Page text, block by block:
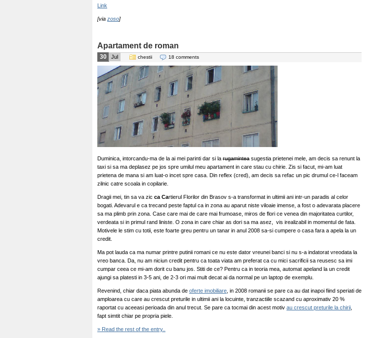
Link
[via zoso]
Apartament de roman
30 Jul chestii 18 comments
Duminica, intorcandu-ma de la ai mei parinti dar si la rugamintea sugestia prietenei mele, am decis sa renunt la
taxi si sa ma deplasez pe jos spre umilul meu apartament in care stau cu chirie. Zis si facut, mi-am luat
prietena de mana si am luat-o incet spre casa. Din reflex (cred), am decis sa refac un pic drumul ce-l faceam
zilnic catre scoala in copilarie.
Dragii mei, tin sa va zic ca Cartierul Florilor din Brasov s-a transformat in ultimii ani intr-un paradis al celor
bogati. Adevarul e ca trecand peste faptul ca in zona au aparut niste viloaie imense, a fost o adevarata placere
sa ma plimb prin zona. Case care mai de care mai frumoase, miros de flori ce venea din majoritatea curtilor,
verdeata si in primul rand liniste. O zona in care chiar as dori sa ma asez, vis irealizabil in momentul de fata.
Motivele le stim cu totii, este foarte greu pentru un tanar in anul 2008 sa-si cumpere o casa fara a apela la un
credit.
Ma pot lauda ca ma numar printre putinii romani ce nu este dator vreunei banci si nu s-a indatorat vreodata la
vreo banca. Da, nu am niciun credit pentru ca toata viata am preferat ca cu mici sacrificii sa reusesc sa imi
cumpar ceea ce mi-am dorit cu banu jos. Stiti de ce? Pentru ca in teoria mea, automat apeland la un credit
ajungi sa platesti in 3-5 ani, de 2-3 ori mai mult decat ai da normal pe un laptop de exemplu.
Revenind, chiar daca piata abunda de oferte imobiliare , in 2008 romanii se pare ca au dat inapoi fiind speriati de
amploarea cu care au crescut preturile in ultimii ani la locuinte, tranzactiile scazand cu aproximativ 20 %
raportat cu aceeasi perioada din anul trecut. Se pare ca tocmai din acest motiv au crescut preturile la chirii
fapt simtit chiar pe propria piele.
» Read the rest of the entry..